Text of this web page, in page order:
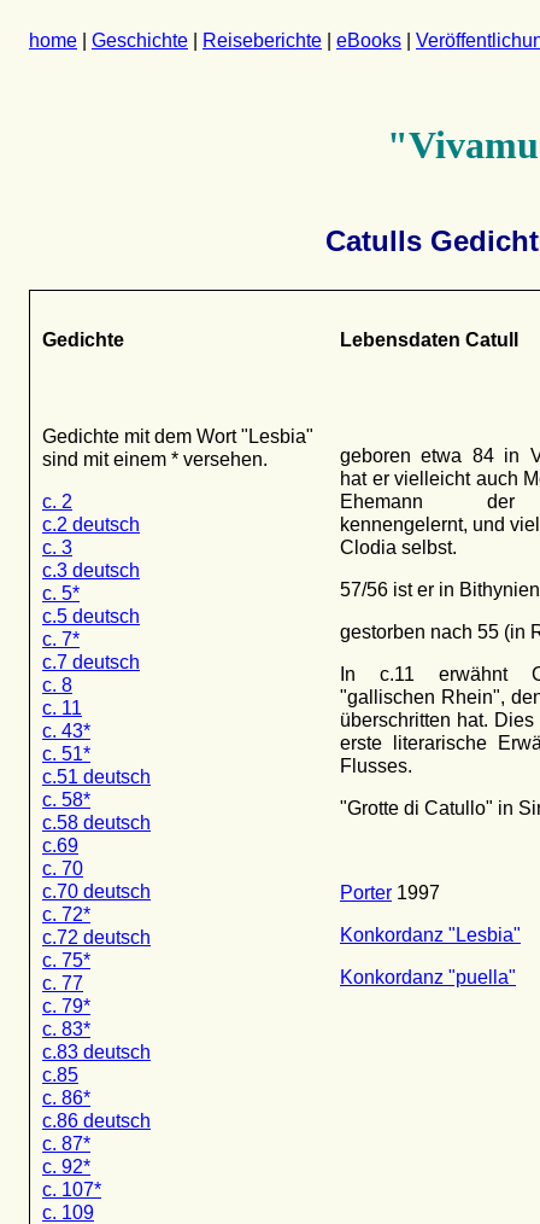
home Geschichte Reiseberichte eBooks
Catulls
Gedichte Lebensdaten Catull
Gedichte mit dem Wort "Lesbia"
sind mit einem * versehen.
c. 2
c.2 deutsch
c. 3
c.3 deutsch
c. 5*
c.5 deutsch
c. 7*
c.7 deutsch
c. 8
c. 11
c. 43*
c. 51*
c.51 deutsch
c. 58*
c.58 deutsch
c.69
c. 70
c.70 deutsch
c. 72*
c.72 deutsch
c. 75*
c. 77
c. 79*
c. 83*
c.83 deutsch
c.85
c. 86*
c.86 deutsch
c. 87*
c. 92*
c. 107*
c. 109
geboren etwa 84 in
hat er vielleicht auch
Ehemann der
kennengelernt, und
Clodia selbst.
57/56 ist er in Bithynien
gestorben nach 55 (in
In c.11 erwähnt
"gallischen Rhein",
überschritten hat.
erste literarische
Flusses.
"Grotte di Catullo" in
Porter 1997
Konkordanz "Lesbia"
Konkordanz "puella"